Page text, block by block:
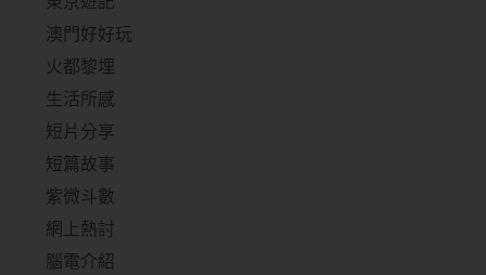
澳門好好玩
火都黎埋
生活所感
短片分享
短篇故事
紫微斗數
網上熱討
腦電介紹